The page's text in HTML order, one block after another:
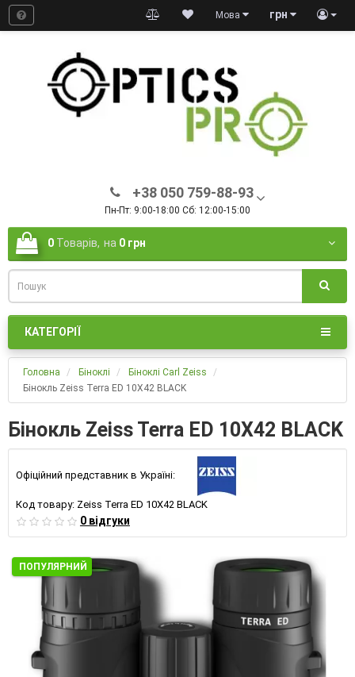
грн
Мова
+38 050 759-88-93
Пн-Пт: 9:00-18:00 Сб: 12:00-15:00
0 Товарів, на 0 грн
КАТЕГОРІЇ
Головна Біноклі
Біноклі Carl Zeiss
Бінокль Zeiss Terra ED 10Х42 BLACK
Бінокль Zeiss Terra ED 10Х42 BLACK
Офіційний представник в Україні:
Код товару: Zeiss Terra ED 10Х42 BLACK
0 відгуки
ПОПУЛЯРНИЙ